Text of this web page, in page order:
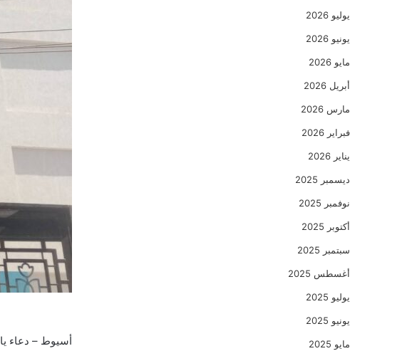
أسيوط – دعاء
يوليو 2026
يونيو 2026
مايو 2026
أبريل 2026
مارس 2026
فبراير 2026
يناير 2026
ديسمبر 2025
نوفمبر 2025
أكتوبر 2025
سبتمبر 2025
أغسطس 2025
يوليو 2025
يونيو 2025
مايو 2025